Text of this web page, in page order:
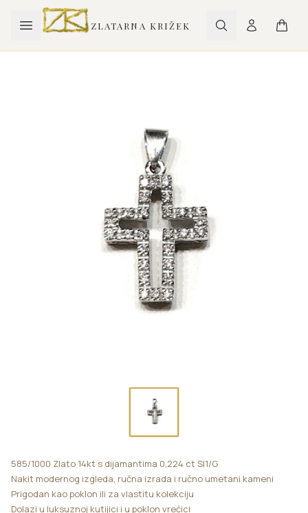
ZLATARNA KRIŽEK
585/1000 Zlato 14kt s dijamantima 0,224 ct SI1/G
Nakit modernog izgleda, ručna izrada i ručno umetani kameni
Prigodan kao poklon ili za vlastitu kolekciju
Dolazi u luksuznoj kutijici i u poklon vrećici